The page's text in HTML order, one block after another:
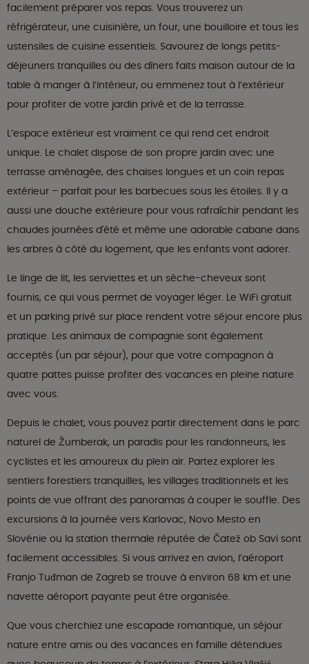
facilement préparer vos repas. Vous trouverez un
réfrigérateur, une cuisinière, un four, une bouilloire et tous les
ustensiles de cuisine essentiels. Savourez de longs petits-
déjeuners tranquilles ou des dîners faits maison autour de la
table à manger à l’intérieur, ou emmenez tout à l’extérieur
pour profiter de votre jardin privé et de la terrasse.
L’espace extérieur est vraiment ce qui rend cet endroit
unique. Le chalet dispose de son propre jardin avec une
terrasse aménagée, des chaises longues et un coin repas
extérieur – parfait pour les barbecues sous les étoiles. Il y a
aussi une douche extérieure pour vous rafraîchir pendant les
chaudes journées d'été et même une adorable cabane dans
les arbres à côté du logement, que les enfants vont adorer.
Le linge de lit, les serviettes et un sèche-cheveux sont
fournis, ce qui vous permet de voyager léger. Le WiFi gratuit
et un parking privé sur place rendent votre séjour encore plus
pratique. Les animaux de compagnie sont également
acceptés (un par séjour), pour que votre compagnon à
quatre pattes puisse profiter des vacances en pleine nature
avec vous.
Depuis le chalet, vous pouvez partir directement dans le parc
naturel de Žumberak, un paradis pour les randonneurs, les
cyclistes et les amoureux du plein air. Partez explorer les
sentiers forestiers tranquilles, les villages traditionnels et les
points de vue offrant des panoramas à couper le souffle. Des
excursions à la journée vers Karlovac, Novo Mesto en
Slovénie ou la station thermale réputée de Čatež ob Savi sont
facilement accessibles. Si vous arrivez en avion, l’aéroport
Franjo Tuđman de Zagreb se trouve à environ 68 km et une
navette aéroport payante peut être organisée.
Que vous cherchiez une escapade romantique, un séjour
nature entre amis ou des vacances en famille détendues